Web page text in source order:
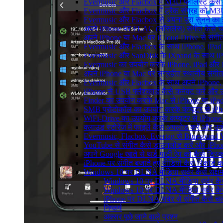
Evermusic और Flacbox में M3U प्लेलिस्ट
Evermusic और Flacbox में ट्रैक संग्रह को
Evermusic और Flacbox से अपना पूरा सुनने का
अपने iPhone पर FLAC (लॉसलेस) संगीत कैसे
अपने iPhone या Mac पर iCloud Drive से
Evermusic और Flacbox के साथ iPhone,
Evermusic और SanDisk के iXpand के साथ
Evermusic का उपयोग करके iPhone, iPad
अपने iPhone या Mac पर संग्रहीत स्थानीय
Evermusic और Flacbox के साथ अपने iPhone,
iPhone से USB फ्लैशकार्ड कैसे कनेक्ट करें और
Finder का उपयोग करके Mac से iPhone या
SMB प्रोटोकॉल का उपयोग करके कंप्यूटर से
WiFi-Drive का उपयोग करके कंप्यूटर से
क्लाउड स्टोरेज में फाइलें कैसे अपलोड करें और
Evermusic, Flacbox, Evertag से
YouTube से संगीत कैसे डाउनलोड करें और
अपने Google खाते से थर्ड-पार्टी ऐप को कैसे
iPhone पर संगीत बजाते हुए वीडियो कैसे रिकॉर्ड
Windows 10 पर DLNA मीडिया सर्वर कैसे
Windows 10 पर DLNA मीडिया सर्वर
Windows 10 पर DLNA मीडिया सर्वर
iPhone पर DLNA सर्वर से संगीत कैसे
निष्कर्ष
अक्सर पूछे जाने वाले प्रश्न